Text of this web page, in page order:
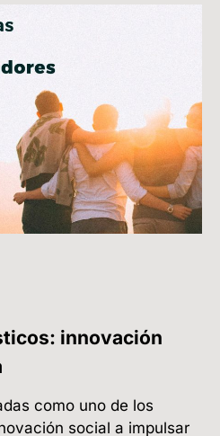
innovación
como uno de los
social a impulsar